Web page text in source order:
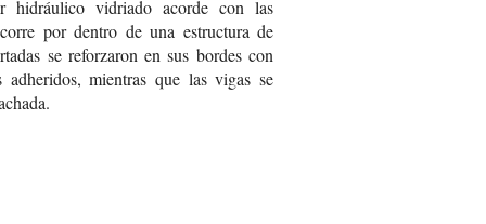
hidráulico vidriado acorde con las
por dentro de una estructura de
se reforzaron en sus bordes con
adheridos, mientras que las vigas se